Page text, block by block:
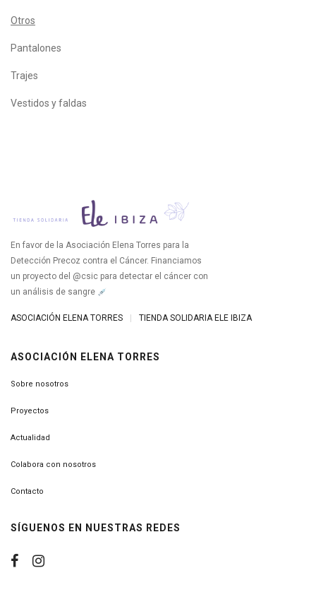
Otros
Pantalones
Trajes
Vestidos y faldas
En favor de la Asociación Elena Torres para la
Detección Precoz contra el Cáncer. Financiamos
un proyecto del @csic para detectar el cáncer con
un análisis de sangre
ASOCIACIÓN ELENA TORRES TIENDA SOLIDARIA ELE IBIZA
ASOCIACIÓN ELENA TORRES
Sobre nosotros
Proyectos
Actualidad
Colabora con nosotros
Contacto
SÍGUENOS EN NUESTRAS REDES